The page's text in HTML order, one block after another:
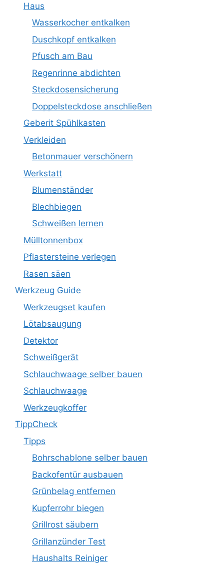
Haus
Wasserkocher entkalken
Duschkopf entkalken
Pfusch am Bau
Regenrinne abdichten
Steckdosensicherung
Doppelsteckdose anschließen
Geberit Spühlkasten
Verkleiden
Betonmauer verschönern
Werkstatt
Blumenständer
Blechbiegen
Schweißen lernen
Mülltonnenbox
Pflastersteine verlegen
Rasen säen
Werkzeug Guide
Werkzeugset kaufen
Lötabsaugung
Detektor
Schweißgerät
Schlauchwaage selber bauen
Schlauchwaage
Werkzeugkoffer
TippCheck
Tipps
Bohrschablone selber bauen
Backofentür ausbauen
Grünbelag entfernen
Kupferrohr biegen
Grillrost säubern
Grillanzünder Test
Haushalts Reiniger